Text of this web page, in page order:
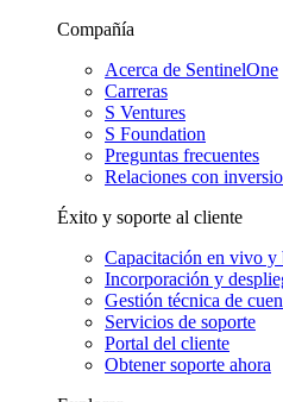
Compañía
Acerca de SentinelOne
Carreras
S Ventures
S Foundation
Preguntas frecuentes
Relaciones con
Éxito y soporte al cliente
Capacitación en vivo y
Incorporación y
Gestión técnica de
Servicios de soporte
Portal del cliente
Obtener soporte ahora